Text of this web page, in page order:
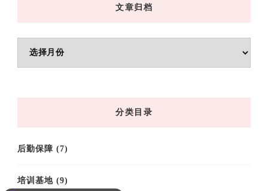
文章归档
章
分类目录
后勤保障 (7)
培训基地 (9)